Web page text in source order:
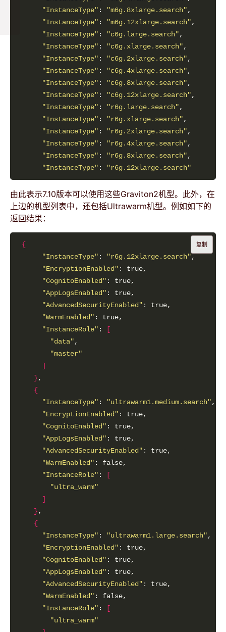
"InstanceType" : "m6g.8xlarge.search"
"InstanceType" : "m6g.12xlarge.search"
"InstanceType" : "c6g.large.search"
"InstanceType" : "c6g.xlarge.search"
"InstanceType" : "c6g.2xlarge.search"
"InstanceType" : "c6g.4xlarge.search"
"InstanceType" : "c6g.8xlarge.search"
"InstanceType" : "c6g.12xlarge.search"
"InstanceType" : "r6g.large.search"
"InstanceType" : "r6g.xlarge.search"
"InstanceType" : "r6g.2xlarge.search"
"InstanceType" : "r6g.4xlarge.search"
"InstanceType" : "r6g.8xlarge.search"
"InstanceType" : "r6g.12xlarge.search"
由此表示7.10版本可以使用这些Graviton2机型。此外，在
上边的机型列表中，还包括Ultrawarm机型。例如如下的
返回结果：
{
"InstanceType" : "r6g.12xlarge.search"
"EncryptionEnabled"
"CognitoEnabled"
"AppLogsEnabled"
"AdvancedSecurityEnabled"
"WarmEnabled"
"InstanceRole" :
[
"data"
"master"
]
}
{
"InstanceType" : "ultrawarm1.medium.search"
"EncryptionEnabled"
"CognitoEnabled"
"AppLogsEnabled"
"AdvancedSecurityEnabled"
"WarmEnabled"
"InstanceRole" :
[
"ultra_warm"
]
}
{
"InstanceType" : "ultrawarm1.large.search"
"EncryptionEnabled"
"CognitoEnabled"
"AppLogsEnabled"
"AdvancedSecurityEnabled"
"WarmEnabled"
"InstanceRole" :
[
"ultra_warm"
复制